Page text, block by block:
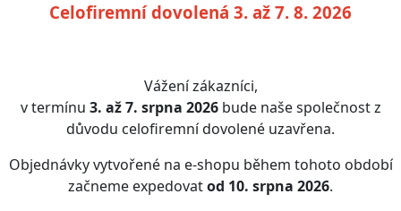
Celofiremní dovolená 3. až 7. 8. 2026
Vážení zákazníci,
v termínu 3. až 7. srpna 2026bude naše společnost z
důvodu celofiremní dovolené uzavřena.
Objednávky vytvořené na e-shopu během tohoto období
začneme expedovatod 10. srpna 2026.